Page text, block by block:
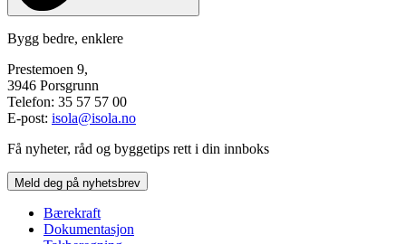
Bygg bedre, enklere
Prestemoen 9,
3946 Porsgrunn
Telefon: 35 57 57 00
E-post: isola@isola.no
Få nyheter, råd og byggetips rett i din innboks
Meld deg på nyhetsbrev
Bærekraft
Dokumentasjon